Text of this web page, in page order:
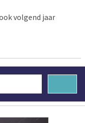
volgend jaar